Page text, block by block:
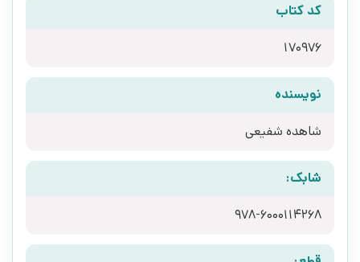
کد کتاب
170976
نویسنده
شاهده شفیعی
شابک:
978-6000114268